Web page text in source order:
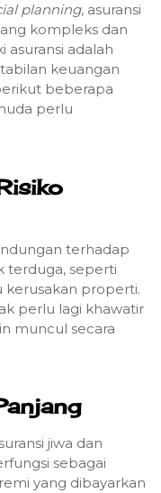
planning, asuransi
kompleks dan
asuransi adalah
keuangan
beberapa
perlu
terhadap
terduga, seperti
kerusakan properti.
perlu lagi khawatir
muncul secara
jiwa dan
sebagai
yang dibayarkan